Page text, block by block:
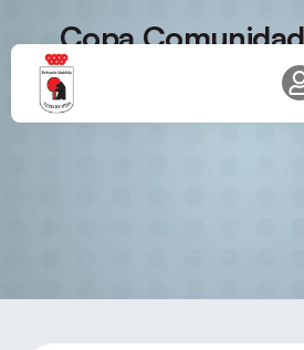
Copa
«Circuito